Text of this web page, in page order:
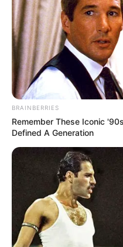
BRAINBERRIES
Remember These Iconic
Defined A Generation